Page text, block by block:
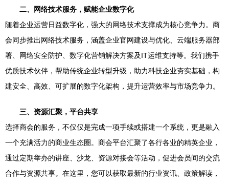
二、网络技术服务，赋能企业数字化
随着企业运营日益数字化，强大的网络技术支撑成为核心竞争力。商
会同步推出网络技术服务，涵盖企业官网建设与优化、云端服务器部
署、网络安全防护、数字化营销解决方案及IT运维支持等。我们携手
优质技术伙伴，帮助传统企业转型升级，助力科技企业夯实基础，构
建安全、高效、可扩展的数字化架构，提升运营效率与市场竞争力。
三、资源汇聚，平台共享
选择商会的服务，不仅仅是完成一项手续或搭建一个系统，更是融入
一个充满活力的商业生态圈。商会平台汇聚了各行各业的精英企业，
通过定期举办的讲座、沙龙、资源对接会等活动，促进会员间的交流
合作与资源共享。在这里，您可以获取最新的行业资讯、政策解读，